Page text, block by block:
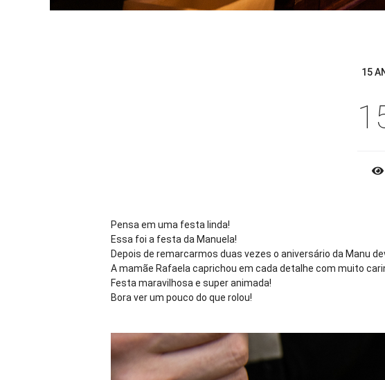
15
Pensa em uma festa linda!
Essa foi a festa da Manuela!
Depois de remarcarmos duas vezes o aniversário da Manu
A mamãe Rafaela caprichou em cada detalhe com muito
Festa maravilhosa e super animada!
Bora ver um pouco do que rolou!